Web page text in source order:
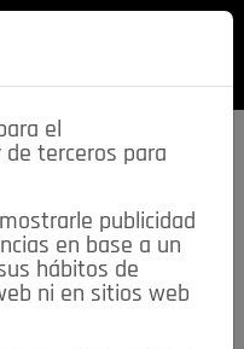
esta
el
terceros para
publicidad
en base a un
hábitos de
ni en sitios web